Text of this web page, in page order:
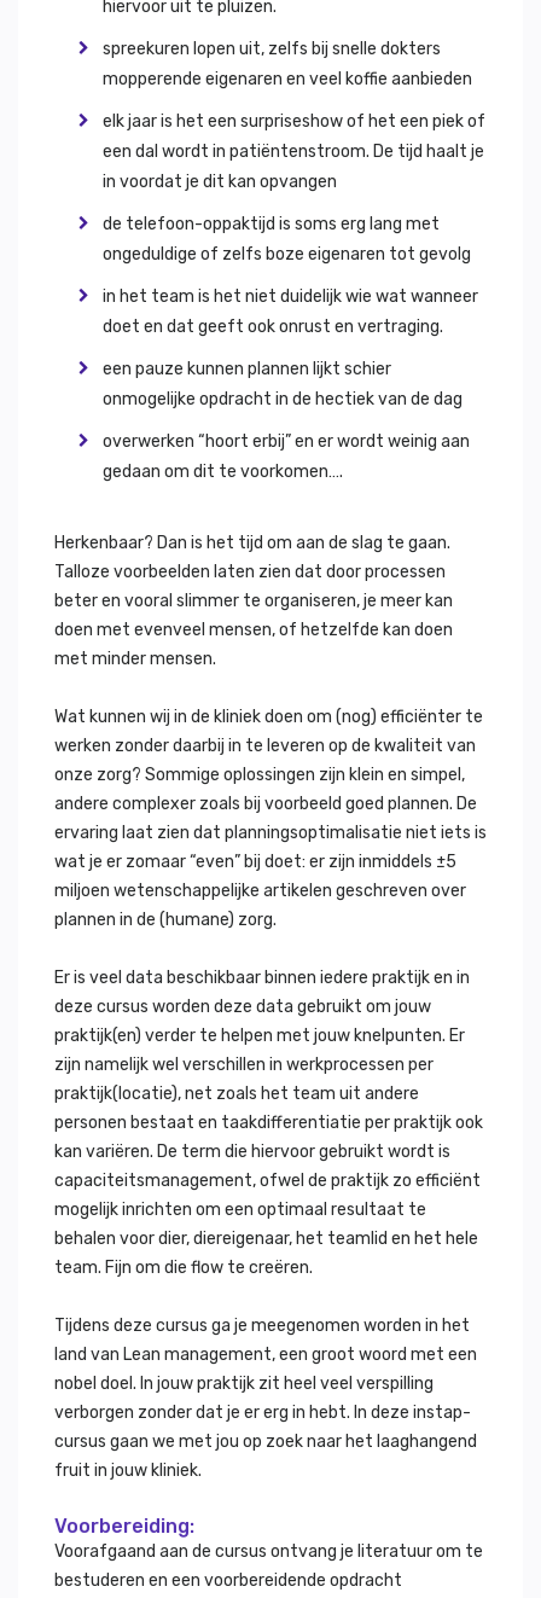
hiervoor uit te pluizen.
spreekuren lopen uit, zelfs bij snelle dokters
mopperende eigenaren en veel koffie aanbieden
elk jaar is het een surpriseshow of het een piek of
een dal wordt in patiëntenstroom. De tijd haalt je
in voordat je dit kan opvangen
de telefoon-oppaktijd is soms erg lang met
ongeduldige of zelfs boze eigenaren tot gevolg
in het team is het niet duidelijk wie wat wanneer
doet en dat geeft ook onrust en vertraging.
een pauze kunnen plannen lijkt schier
onmogelijke opdracht in de hectiek van de dag
overwerken “hoort erbij” en er wordt weinig aan
gedaan om dit te voorkomen….
Herkenbaar? Dan is het tijd om aan de slag te gaan.
Talloze voorbeelden laten zien dat door processen
beter en vooral slimmer te organiseren, je meer kan
doen met evenveel mensen, of hetzelfde kan doen
met minder mensen.
Wat kunnen wij in de kliniek doen om (nog) efficiënter te
werken zonder daarbij in te leveren op de kwaliteit van
onze zorg? Sommige oplossingen zijn klein en simpel,
andere complexer zoals bij voorbeeld goed plannen. De
ervaring laat zien dat planningsoptimalisatie niet iets is
wat je er zomaar “even” bij doet: er zijn inmiddels ±5
miljoen wetenschappelijke artikelen geschreven over
plannen in de (humane) zorg.
Er is veel data beschikbaar binnen iedere praktijk en in
deze cursus worden deze data gebruikt om jouw
praktijk(en) verder te helpen met jouw knelpunten. Er
zijn namelijk wel verschillen in werkprocessen per
praktijk(locatie), net zoals het team uit andere
personen bestaat en taakdifferentiatie per praktijk ook
kan variëren. De term die hiervoor gebruikt wordt is
capaciteitsmanagement, ofwel de praktijk zo efficiënt
mogelijk inrichten om een optimaal resultaat te
behalen voor dier, diereigenaar, het teamlid en het hele
team. Fijn om die flow te creëren.
Tijdens deze cursus ga je meegenomen worden in het
land van Lean management, een groot woord met een
nobel doel. In jouw praktijk zit heel veel verspilling
verborgen zonder dat je er erg in hebt. In deze instap-
cursus gaan we met jou op zoek naar het laaghangend
fruit in jouw kliniek.
Voorbereiding:
Voorafgaand aan de cursus ontvang je literatuur om te
bestuderen en een voorbereidende opdracht